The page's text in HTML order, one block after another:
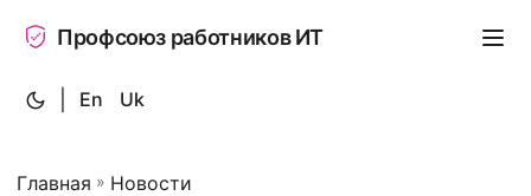
Профсоюз работников ИТ
En Uk
Главная » Новости